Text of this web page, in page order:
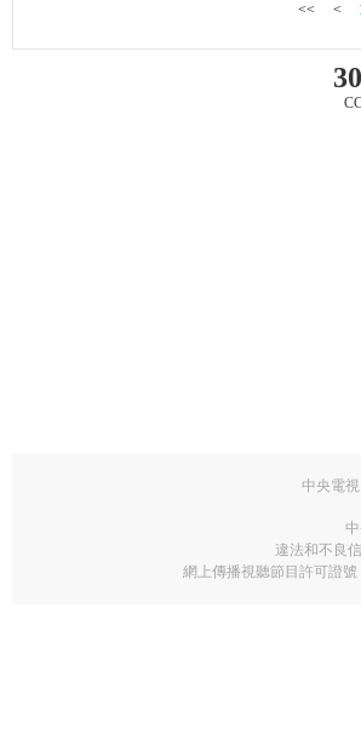
<<
<
中央電
違法和不良
網上傳播視聽節目許可證號